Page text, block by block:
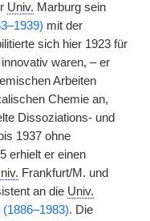
Univ. Marburg sein
mit der
sich hier 1923 für
waren, – er
Arbeiten
Chemie an,
Dissoziations- und
bis 1937 ohne
erhielt er einen
Frankfurt/M. und
an die Univ.
. Die